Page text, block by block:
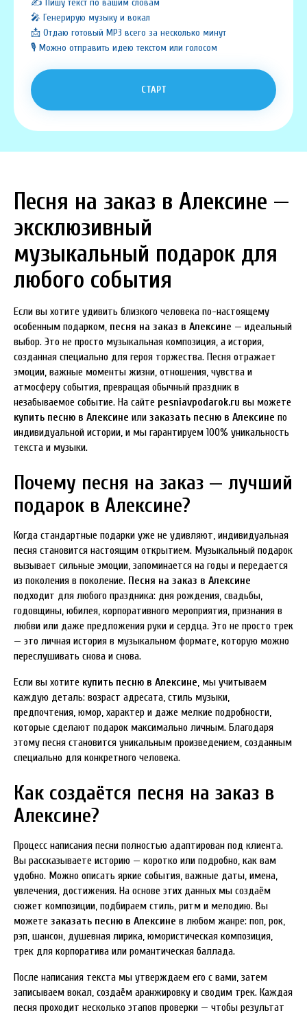
✍️ Пишу текст по вашим словам
🎤 Генерирую музыку и вокал
📩 Отдаю готовый MP3 всего за несколько минут
🎙️ Можно отправить идею текстом или голосом
СТАРТ
Песня на заказ в Алексине —
эксклюзивный
музыкальный подарок для
любого события
Если вы хотите удивить близкого человека по-настоящему
особенным подарком, песня на заказ в Алексине — идеальный
выбор. Это не просто музыкальная композиция, а история,
созданная специально для героя торжества. Песня отражает
эмоции, важные моменты жизни, отношения, чувства и
атмосферу события, превращая обычный праздник в
незабываемое событие. На сайте pesniavpodarok.ru вы можете
купить песню в Алексине или заказать песню в Алексине по
индивидуальной истории, и мы гарантируем 100% уникальность
текста и музыки.
Почему песня на заказ — лучший
подарок в Алексине?
Когда стандартные подарки уже не удивляют, индивидуальная
песня становится настоящим открытием. Музыкальный подарок
вызывает сильные эмоции, запоминается на годы и передается
из поколения в поколение. Песня на заказ в Алексине
подходит для любого праздника: дня рождения, свадьбы,
годовщины, юбилея, корпоративного мероприятия, признания в
любви или даже предложения руки и сердца. Это не просто трек
— это личная история в музыкальном формате, которую можно
переслушивать снова и снова.
Если вы хотите купить песню в Алексине, мы учитываем
каждую деталь: возраст адресата, стиль музыки,
предпочтения, юмор, характер и даже мелкие подробности,
которые сделают подарок максимально личным. Благодаря
этому песня становится уникальным произведением, созданным
специально для конкретного человека.
Как создаётся песня на заказ в
Алексине?
Процесс написания песни полностью адаптирован под клиента.
Вы рассказываете историю — коротко или подробно, как вам
удобно. Можно описать яркие события, важные даты, имена,
увлечения, достижения. На основе этих данных мы создаём
сюжет композиции, подбираем стиль, ритм и мелодию. Вы
можете заказать песню в Алексине в любом жанре: поп, рок,
рэп, шансон, душевная лирика, юмористическая композиция,
трек для корпоратива или романтическая баллада.
После написания текста мы утверждаем его с вами, затем
записываем вокал, создаём аранжировку и сводим трек. Каждая
песня проходит несколько этапов проверки — чтобы результат